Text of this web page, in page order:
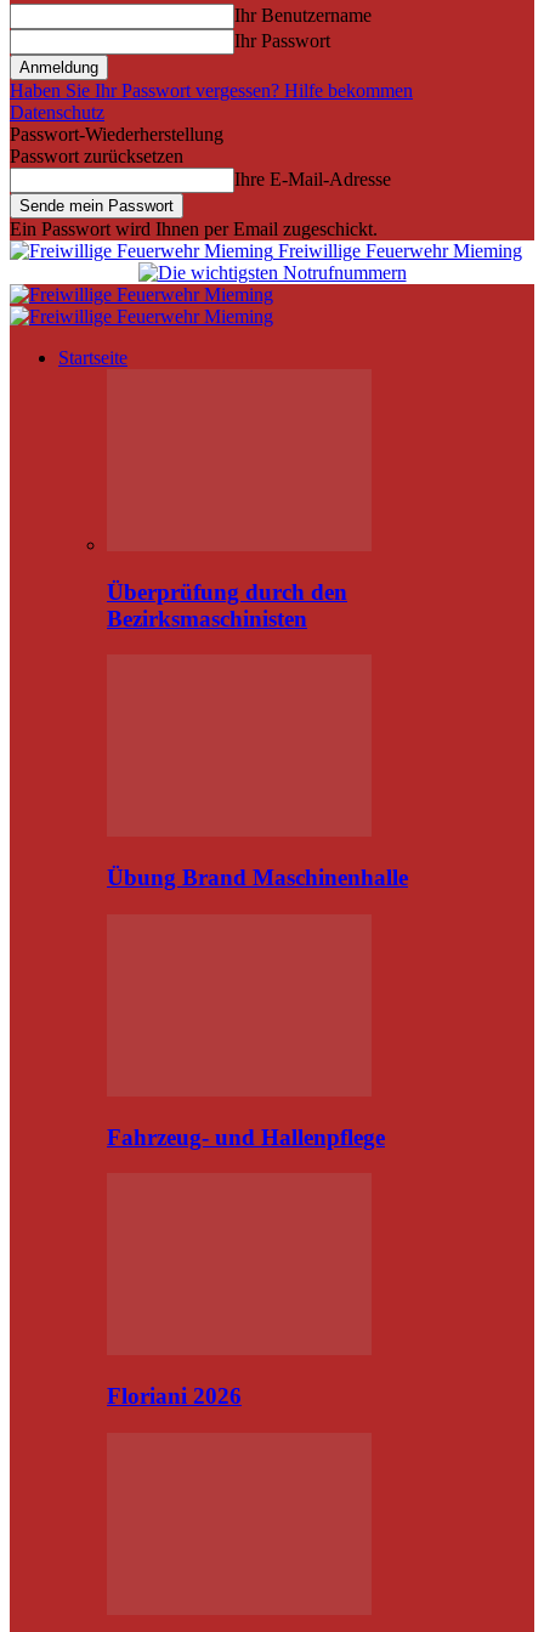
Ihr Benutzername
Ihr Passwort
Haben Sie Ihr Passwort vergessen? Hilfe bekommen
Datenschutz
Passwort-Wiederherstellung
Passwort zurücksetzen
Ihre E-Mail-Adresse
Ein Passwort wird Ihnen per Email zugeschickt.
Freiwillige Feuerwehr Mieming
Startseite
Überprüfung durch den
Bezirksmaschinisten
Übung Brand Maschinenhalle
Fahrzeug- und Hallenpflege
Floriani 2026